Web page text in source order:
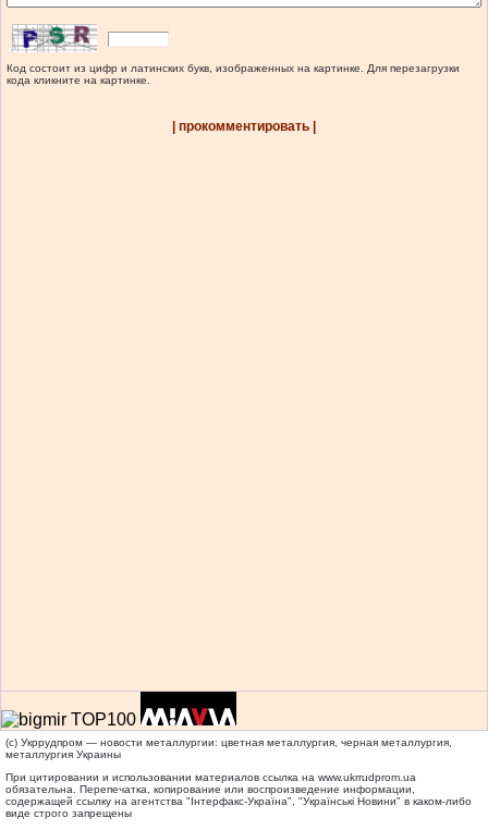
Код состоит из цифр и латинских букв, изображенных на картинке. Для перезагрузки
кода кликните на картинке.
| прокомментировать |
(c) Укррудпром — новости металлургии: цветная металлургия, черная металлургия,
металлургия Украины
При цитировании и использовании материалов ссылка на www.ukrrudprom.ua
обязательна. Перепечатка, копирование или воспроизведение информации,
содержащей ссылку на агентства "Iнтерфакс-Україна", "Українськi Новини" в каком-либо
виде строго запрещены